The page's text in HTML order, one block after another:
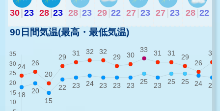
30|23 28|23 28 23 29 22 27 23 27 23 28 22
90日間気温(最高・最低気温)